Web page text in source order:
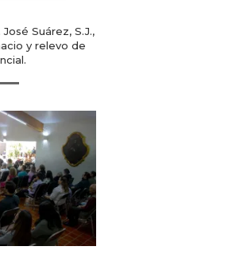
Suárez, S.J.,
y relevo de